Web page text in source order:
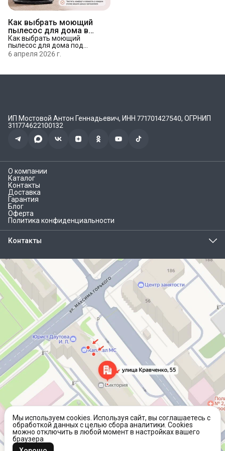
Как выбрать моющий
пылесос для дома в
2026 году: параметры,
сравнение, советы
Как выбрать моющий
пылесос для дома под
мебель, ковры и матрасы.
Разбираем силу всасывания,
Сравнение моделей Homiko
6 апреля 2026 г.
ИП Мостовой Антон Геннадьевич, ИНН 771701427540, ОГРНИП
311774622100132
О компании
Каталог
Контакты
Доставка
Гарантия
Блог
Оферта
Политика конфиденциальности
Контакты
г.Курган, ул. Кравченко, 55
Телефон
8 (800) 777-82-50
Эл. почта
info@homiko.ru
Мы используем cookies. Используя сайт, вы соглашаетесь с
обработкой данных с целью сбора аналитики. Cookies
можно отключить в любой момент в настройках вашего
браузера